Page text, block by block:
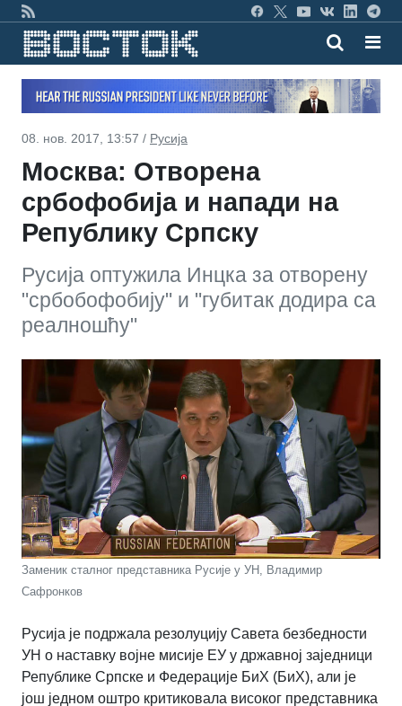
08. нов. 2017, 13:57 / Русија
Москва: Отворена
србофобија и напади на
Републику Српску
Русија оптужила Инцка за отворену
"србобофобију" и "губитак додира са
реалношћу"
Заменик сталног представника Русије у УН, Владимир
Сафронков
Русија је подржала резолуцију Савета безбедности
УН о наставку војне мисије ЕУ у државној заједници
Републике Српске и Федерације БиХ (БиХ), али je
још једном оштро критиковала високог представника